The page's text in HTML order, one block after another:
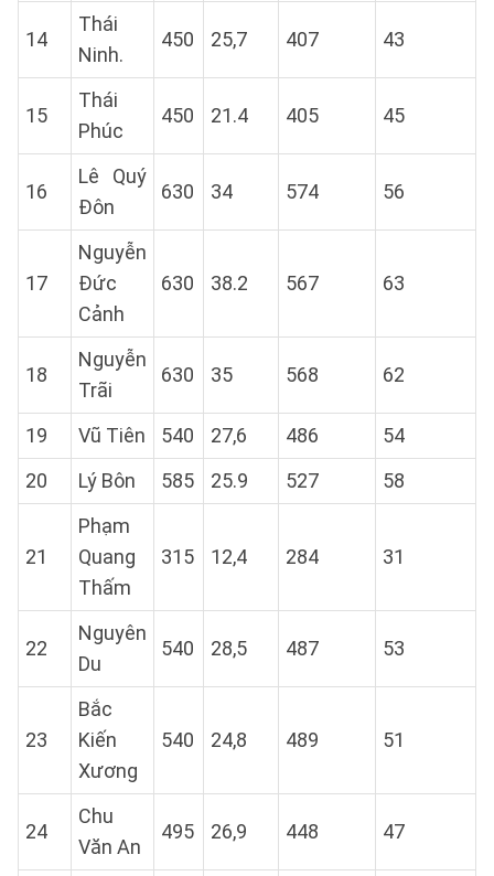
14
Thái
Ninh.
450 25,7 407 43
15
Thái
Phúc
450 21.4 405 45
16
Lê Quý
Đôn
630 34 574 56
17
Nguyễn
Đức
Cảnh
630 38.2 567 63
18
Nguyễn
Trãi
630 35 568 62
19 Vũ Tiên 540 27,6 486
54
20
Lý Bôn 585 25.9 527 58
21
Phạm
Quang
Thấm
315 12,4 284 31
22
Nguyên
Du
540 28,5 487 53
23
Bắc
Kiến
Xương
540 24,8 489 51
24
Chu
Văn An
495 26,9 448 47